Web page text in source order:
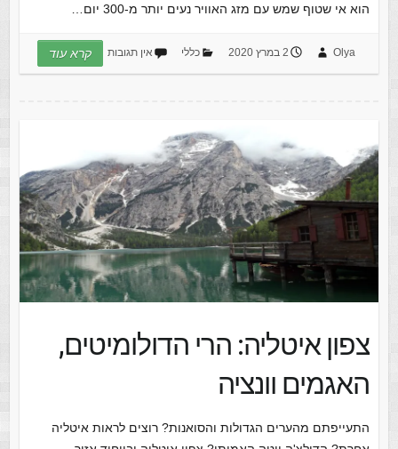
הוא אי שטוף שמש עם מזג האוויר נעים יותר מ-300 יום…
Olya 2 במרץ 2020 כללי אין תגובות קרא עוד
צפון איטליה: הרי הדולומיטים,
האגמים וונציה
התעייפתם מהערים הגדולות והסואנות? רוצים לראות איטליה